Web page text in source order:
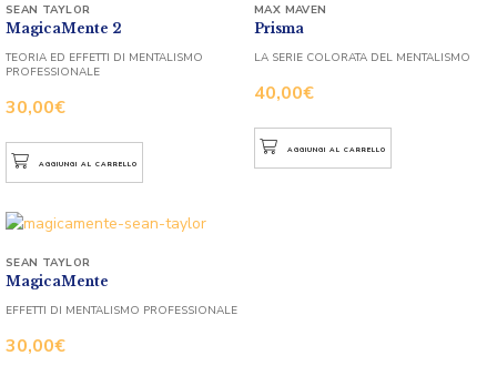
MagicaMente 2
30,00€
SEAN TAYLOR
TEORIA ED EFFETTI DI MENTALISMO
PROFESSIONALE
AGGIUNGI AL CARRELLO
Prisma
40,00€
MAX MAVEN
LA SERIE COLORATA DEL MENTALISMO
AGGIUNGI AL CARRELLO
MagicaMente
30,00€
SEAN TAYLOR
EFFETTI DI MENTALISMO PROFESSIONALE